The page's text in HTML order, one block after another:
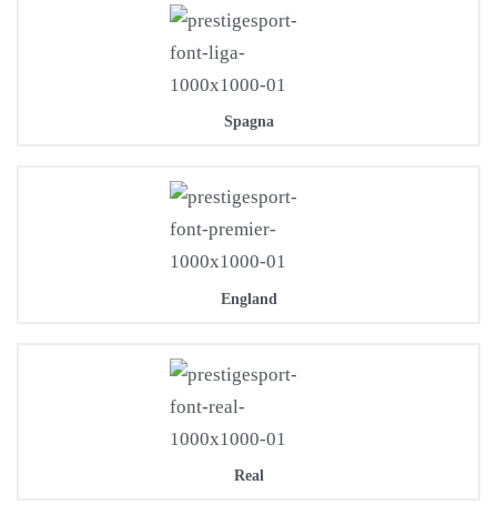
Spagna
England
Real